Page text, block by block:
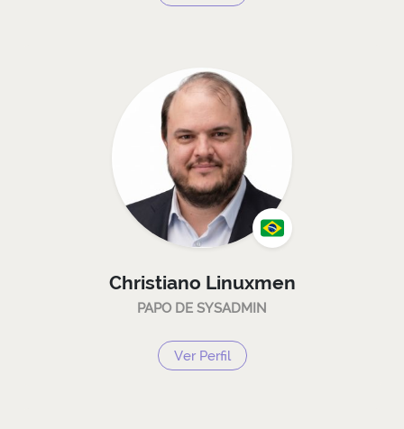
Christiano Linuxmen
PAPO DE SYSADMIN
Ver Perfil